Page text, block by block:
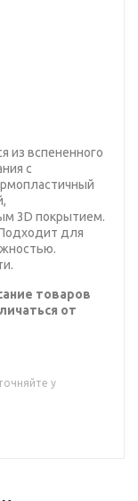
из вспененного
с
3D покрытием.
для
товаров
от
у